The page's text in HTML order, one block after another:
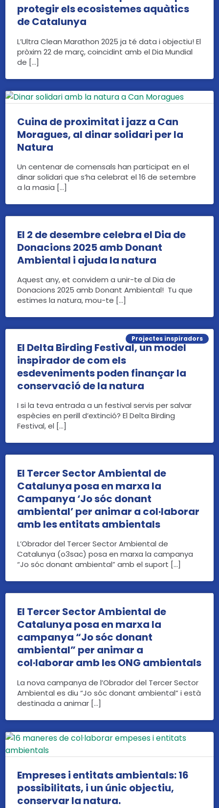
protegir els ecosistemes aquàtics
de Catalunya
L’Ultra Clean Marathon 2025 ja té data i objectiu! El
pròxim 22 de març, coincidint amb el Dia Mundial
de […]
Cuina de proximitat i jazz a Can
Moragues, al dinar solidari per la
Natura
Un centenar de comensals han participat en el
dinar solidari que s’ha celebrat el 16 de setembre
a la masia […]
El 2 de desembre celebra el Dia de
Donacions 2025 amb Donant
Ambiental i ajuda la natura
Aquest any, et convidem a unir-te al Dia de
Donacions 2025 amb Donant Ambiental! Tu que
estimes la natura, mou-te […]
El Delta Birding Festival, un model
inspirador de com els
esdeveniments poden finançar la
conservació de la natura
Projectes inspiradors
I si la teva entrada a un festival servis per salvar
espècies en perill d’extinció? El Delta Birding
Festival, el […]
El Tercer Sector Ambiental de
Catalunya posa en marxa la
Campanya ‘Jo sóc donant
ambiental’ per animar a col·laborar
amb les entitats ambientals
L’Obrador del Tercer Sector Ambiental de
Catalunya (o3sac) posa en marxa la campanya
“Jo sóc donant ambiental” amb el suport […]
El Tercer Sector Ambiental de
Catalunya posa en marxa la
campanya “Jo sóc donant
ambiental” per animar a
col·laborar amb les ONG ambientals
La nova campanya de l’Obrador del Tercer Sector
Ambiental es diu “Jo sóc donant ambiental” i està
destinada a animar […]
Empreses i entitats ambientals: 16
possibilitats, i un únic objectiu,
conservar la natura.